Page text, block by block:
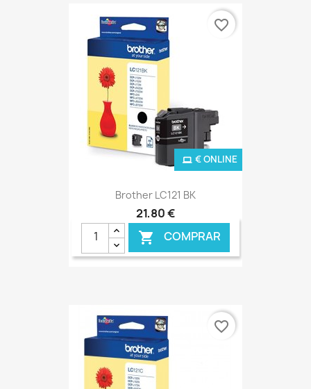
Brother LC121 BK
21,80 €
 COMPRAR
€ ONLINE
favorite_border
favorite_border